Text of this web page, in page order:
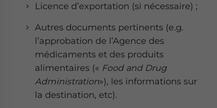
Licence d’exportation (si nécessaire) ;
Autres documents pertinents (e.g.
l’approbation de l’Agence des
médicaments et des produits
alimentaires (« Food and Drug
Administration»), les informations sur
la destination, etc).